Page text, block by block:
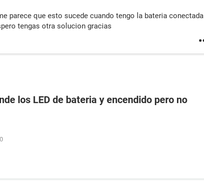
parece que esto sucede cuando tengo la bateria conectada
tengas otra solucion gracias
los LED de bateria y encendido pero no